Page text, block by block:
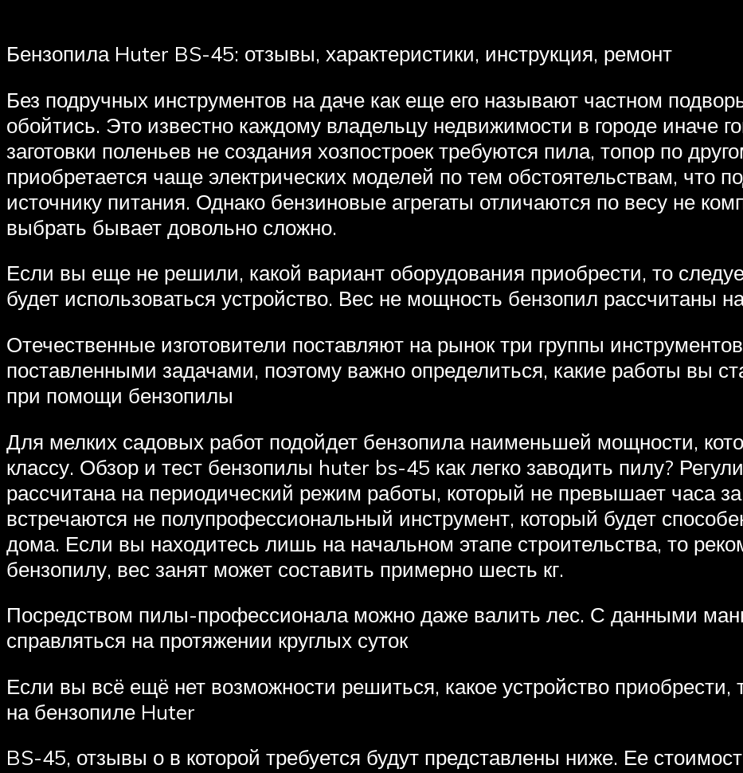
Бензопила Huter BS-45: отзывы, характеристики, инструкция, ремонт
Без подручных инструментов на даче как еще его называют частном
обойтись. Это известно каждому владельцу недвижимости в городе иначе
заготовки поленьев не создания хозпостроек требуются пила, топор по
приобретается чаще электрических моделей по тем обстоятельствам, что
источнику питания. Однако бензиновые агрегаты отличаются по весу не
выбрать бывает довольно сложно.
Если вы еще не решили, какой вариант оборудования приобрести, то
будет использоваться устройство. Вес не мощность бензопил рассчитаны
Отечественные изготовители поставляют на рынок три группы
поставленными задачами, поэтому важно определиться, какие работы вы
при помощи бензопилы
Для мелких садовых работ подойдет бензопила наименьшей мощности,
классу. Обзор и тест бензопилы huter bs-45 как легко заводить пилу?
рассчитана на периодический режим работы, который не превышает часа
встречаются не полупрофессиональный инструмент, который будет
дома. Если вы находитесь лишь на начальном этапе строительства, то
бензопилу, вес занят может составить примерно шесть кг.
Посредством пилы-профессионала можно даже валить лес. С данными
справляться на протяжении круглых суток
Если вы всё ещё нет возможности решиться, какое устройство приобрести,
на бензопиле Huter
BS-45, отзывы о в которой требуется будут представлены ниже. Ее